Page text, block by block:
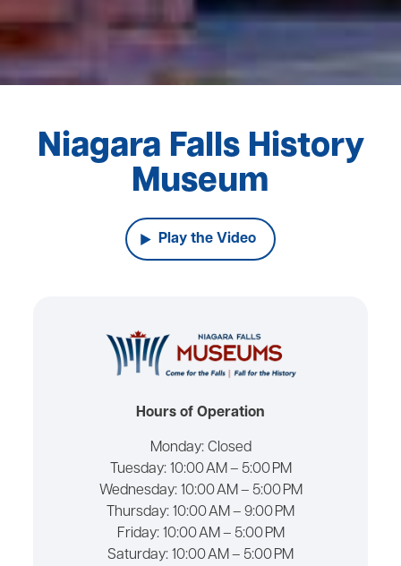
Niagara Falls History
Museum
Play the Video
Hours of Operation
Monday: Closed
Tuesday: 10:00 AM – 5:00 PM
Wednesday: 10:00 AM – 5:00 PM
Thursday: 10:00 AM – 9:00 PM
Friday: 10:00 AM – 5:00 PM
Saturday: 10:00 AM – 5:00 PM